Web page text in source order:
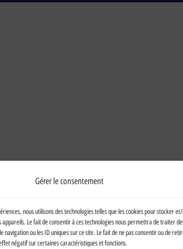
Gérer le consentement
nous utilisons des technologies telles que les cookies pour stocker
Le fait de consentir à ces technologies nous permettra de traiter
navigation ou les ID uniques sur ce site. Le fait de ne pas consentir ou de
négatif sur certaines caractéristiques et fonctions.